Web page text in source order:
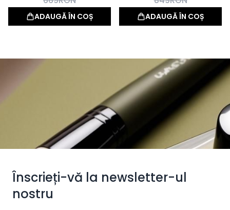
ADAUGĂ ÎN COȘ ADAUGĂ ÎN COȘ
Înscrieți-vă la newsletter-ul
nostru